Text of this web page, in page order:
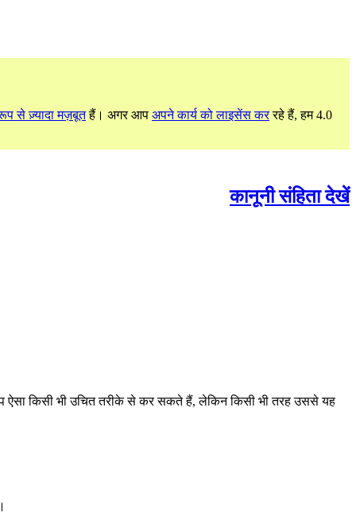
से ज़्यादा मज़बूतहैं। अगर आप अपने कार्य को लाइसेंस कररहे हैं, हम 4.0
कानूनी संहिता देखें
किसी भी उचित तरीके से कर सकते हैं, लेकिन किसी भी तरह उससे यह